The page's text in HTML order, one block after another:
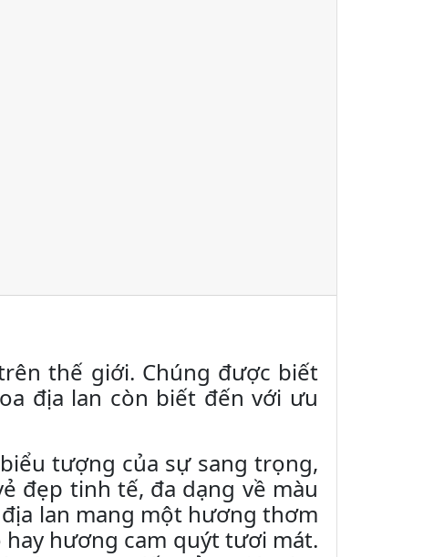
thế giới. Chúng được biết
địa lan còn biết đến với ưu
tượng của sự sang trọng,
đẹp tinh tế, đa dạng về màu
lan mang một hương thơm
hương cam quýt tươi mát.